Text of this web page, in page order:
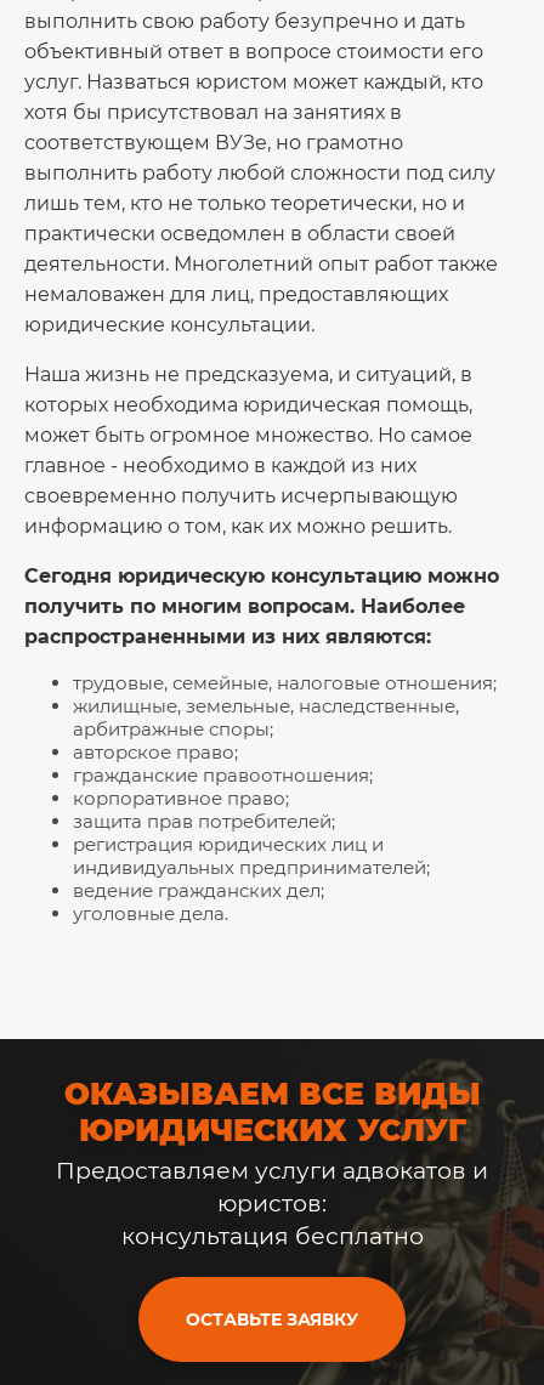
выполнить свою работу безупречно и дать
объективный ответ в вопросе стоимости его
услуг. Назваться юристом может каждый, кто
хотя бы присутствовал на занятиях в
соответствующем ВУЗе, но грамотно
выполнить работу любой сложности под силу
лишь тем, кто не только теоретически, но и
практически осведомлен в области своей
деятельности. Многолетний опыт работ также
немаловажен для лиц, предоставляющих
юридические консультации.
Наша жизнь не предсказуема, и ситуаций, в
которых необходима юридическая помощь,
может быть огромное множество. Но самое
главное - необходимо в каждой из них
своевременно получить исчерпывающую
информацию о том, как их можно решить.
Сегодня юридическую консультацию можно
получить по многим вопросам. Наиболее
распространенными из них являются:
трудовые, семейные, налоговые отношения;
жилищные, земельные, наследственные,
арбитражные споры;
авторское право;
гражданские правоотношения;
корпоративное право;
защита прав потребителей;
регистрация юридических лиц и
индивидуальных предпринимателей;
ведение гражданских дел;
уголовные дела.
ОКАЗЫВАЕМ ВСЕ ВИДЫ
ЮРИДИЧЕСКИХ УСЛУГ
Предоставляем услуги адвокатов и
юристов:
консультация бесплатно
ОСТАВЬТЕ ЗАЯВКУ